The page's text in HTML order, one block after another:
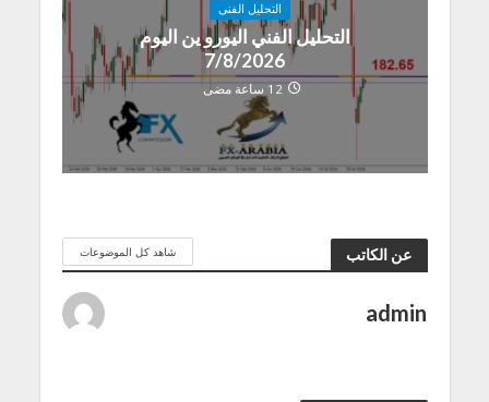
التحليل الفنى
التحليل الفني اليورو ين اليوم
7/8/2026
12 ساعة مضى
عن الكاتب شاهد كل الموضوعات
admin